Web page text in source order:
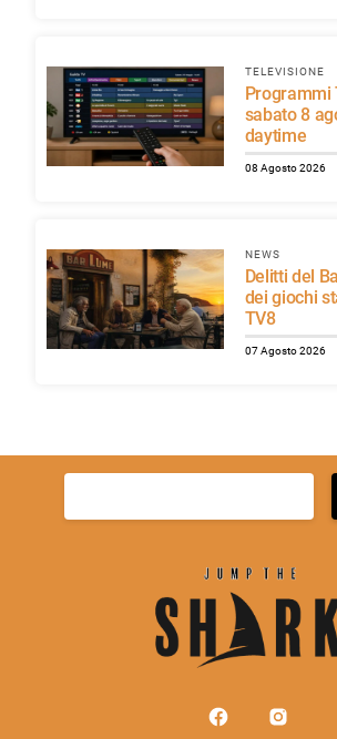
TELEVISIONE
Programmi TV oggi
sabato 8
daytime
08 Agosto 2026
NEWS
Delitti del BarLume Il re
dei giochi
TV8
07 Agosto 2026
Ricerca